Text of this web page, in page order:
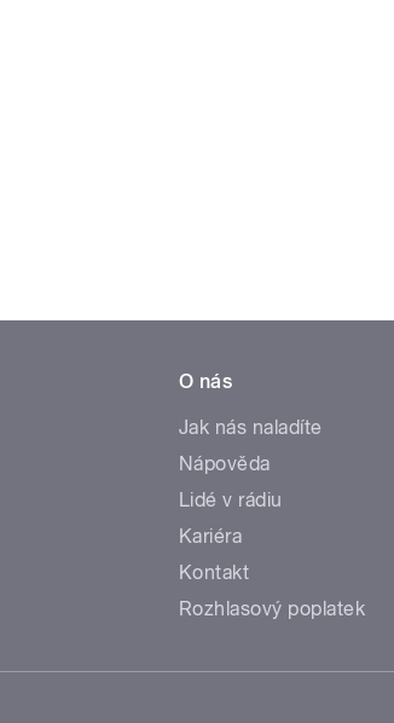
O nás
Jak nás naladíte
Nápověda
Lidé v rádiu
Kariéra
Kontakt
Rozhlasový poplatek